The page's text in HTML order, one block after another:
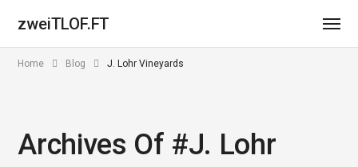
zweiTLOF.FT
Home Blog J. Lohr Vineyards
Archives Of #J. Lohr